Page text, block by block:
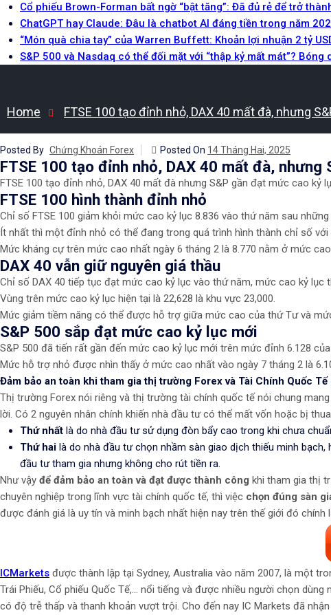
Cổ phiếu Brown-Forman bất ngờ “bật tăng”: Đã đủ rẻ để trở
ChatGPT hay Claude: Đâu là chatbot AI đáng tiền trong năm
“Món quà chia tay” của Warren Buffett: Khoản lợi nhuận 2 tỷ
S&P 500 và Nasdaq có thể đối mặt với “thập kỷ mất mát”?
Home FTSE 100 tạo đỉnh nhỏ, DAX 40 mất đà, nhưng
Posted By Chứng Khoán Forex Posted On 14 Tháng Hai, 2025
FTSE 100 tạo đỉnh nhỏ, DAX 40 mất đà,
​​​​​FTSE 100 tạo đỉnh nhỏ, DAX 40 mất đà nhưng S&P gần đạt mức cao
​​​FTSE 100 hình thành đỉnh nhỏ
Chỉ số FTSE 100 giảm khỏi mức cao kỷ lục 8.836 vào thứ năm sau
Ít nhất thì một đỉnh nhỏ có thể đang trong quá trình hình thành chỉ số
Mức kháng cự trên mức cao nhất ngày 6 tháng 2 là 8.770 nằm ở mức
DAX 40 vẫn giữ nguyên giá thầu
Chỉ số DAX 40 tiếp tục đạt mức cao kỷ lục vào thứ năm, mức cao kỷ lục
​Vùng trên mức cao kỷ lục hiện tại là 22,628 là khu vực 23,000.
Mức giảm tiềm năng có thể được hỗ trợ giữa mức cao của thứ Tư và
​S&P 500 sắp đạt mức cao kỷ lục mới
S&P 500 đã tiến rất gần đến mức cao kỷ lục mới trên mức đỉnh 6.128
Mức hỗ trợ nhỏ được nhìn thấy ở mức cao nhất vào ngày 7 tháng 2 là
Đảm bảo an toàn khi tham gia thị trường Forex và Tài Chính Quốc
Thị trường Forex nói riêng và thị trường tài chính quốc tế nói chung
lời. Có 2 nguyên nhân chính khiến nhà đầu tư có thể mất vốn hoặc bị
Thứ nhất là do nhà đầu tư sử dụng đòn bẩy cao trong khi chưa
Thứ hai là do nhà đầu tư chọn nhầm sàn giao dịch thiếu minh
đầu tư tham gia nhưng không cho rút tiền ra.
Như vậy để đảm bảo an toàn và đạt được thành công khi tham gia thị
chuyên nghiệp trong lĩnh vực tài chính quốc tế, thì việc chọn đúng sàn
được đánh giá là uy tín và minh bạch nhất hiện nay trên thế giới đó chính
ICMarkets được thành lập tại Sydney, Australia vào năm 2007, là một
Trái Phiếu, Cổ phiếu Quốc Tế,... nổi tiếng và được nhiều người chọn
có độ trễ thấp và thanh khoản vượt trội. Cho đến nay IC Markets đã